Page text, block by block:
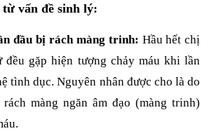
từ vấn đề sinh lý:
đầu bị rách màng trinh: Hầu hết chị
đều gặp hiện tượng chảy máu khi lần
tình dục. Nguyên nhân được cho là do
màng ngăn âm đạo (màng trinh)